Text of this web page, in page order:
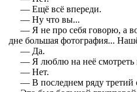
— Ещё всё впереди.
— Ну что вы...
— Я не про себя говорю, а
дне большая фотография...
— Да.
— Я люблю на неё смотреть
— Нет.
— В последнем ряду третий